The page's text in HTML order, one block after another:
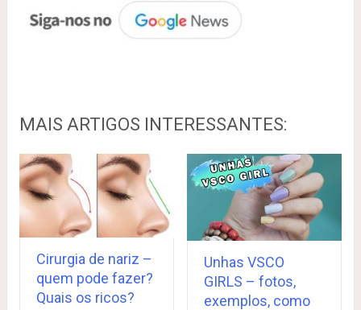
MAIS ARTIGOS INTERESSANTES:
Cirurgia de nariz –
quem pode fazer?
Quais os ricos?
Unhas VSCO
GIRLS – fotos,
exemplos, como